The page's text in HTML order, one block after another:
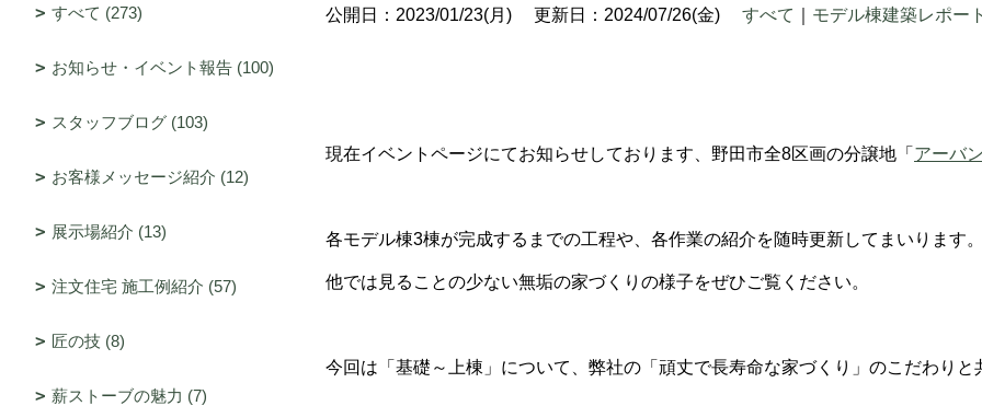
公開日：2023/01/23(月) 更新日：2024/07/26(金) すべて モデル棟建築レポート
現在イベントページにてお知らせしております、野田市全8区画の分譲地「 アーバ
各モデル棟3棟が完成するまでの工程や、各作業の紹介を随時更新してまいります。
他では見ることの少ない無垢の家づくりの様子をぜひご覧ください。
今回は「基礎～上棟」について、弊社の「頑丈で長寿命な家づくり」のこだわりと
すべて (273)
お知らせ・イベント報告 (100)
スタッフブログ (103)
お客様メッセージ紹介 (12)
展示場紹介 (13)
注文住宅 施工例紹介 (57)
匠の技 (8)
薪ストーブの魅力 (7)